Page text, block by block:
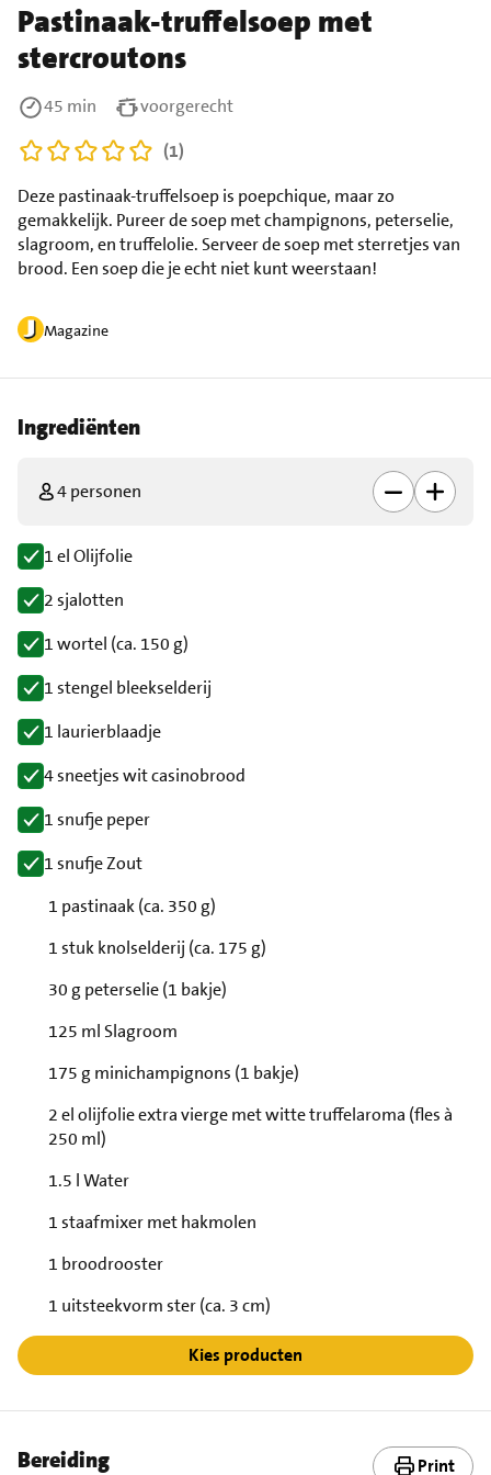
Pastinaak-truffelsoep met
stercroutons
Magazine
Deze pastinaak-truffelsoep is poepchique, maar zo
gemakkelijk. Pureer de soep met champignons, peterselie,
slagroom, en truffelolie. Serveer de soep met sterretjes van
brood. Een soep die je echt niet kunt weerstaan!
45 min
voorgerecht
(1)
Ingrediënten
4 personen
1 el Olijfolie
2 sjalotten
1 wortel (ca. 150 g)
1 stengel bleekselderij
1 laurierblaadje
4 sneetjes wit casinobrood
1 snufje peper
1 snufje Zout
1 pastinaak (ca. 350 g)
1 stuk knolselderij (ca. 175 g)
30 g peterselie (1 bakje)
125 ml Slagroom
175 g minichampignons (1 bakje)
2 el olijfolie extra vierge met witte truffelaroma (fles à
250 ml)
1.5 l Water
1 staafmixer met hakmolen
1 broodrooster
1 uitsteekvorm ster (ca. 3 cm)
Kies producten
Bereiding Print